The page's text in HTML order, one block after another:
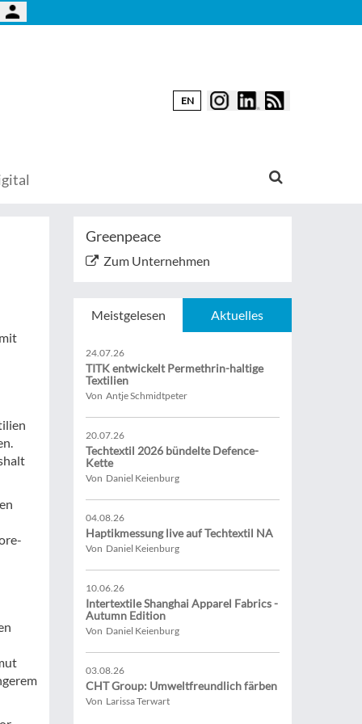
EN
Greenpeace
Zum Unternehmen
Meistgelesen Aktuelles
24.07.26
TITK entwickelt Permethrin-haltige
Textilien
Von Antje Schmidtpeter
20.07.26
Techtextil 2026 bündelte Defence-
Kette
Von Daniel Keienburg
04.08.26
Haptikmessung live auf Techtextil NA
Von Daniel Keienburg
10.06.26
Intertextile Shanghai Apparel Fabrics -
Autumn Edition
Von Daniel Keienburg
03.08.26
CHT Group: Umweltfreundlich färben
Von Larissa Terwart